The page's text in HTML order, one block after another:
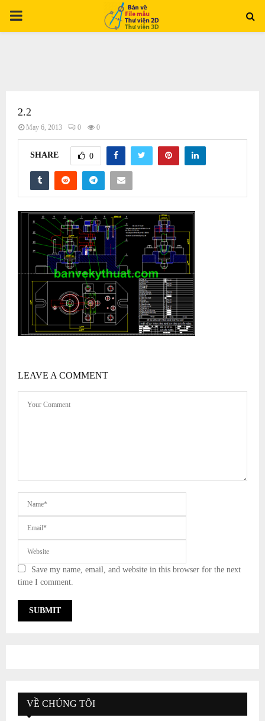
PRIMARY
2.2
May 6, 2013 0 0
SHARE 0
LEAVE A COMMENT
Save my name, email, and website in this browser for the next
time I comment.
VỀ CHÚNG TÔI